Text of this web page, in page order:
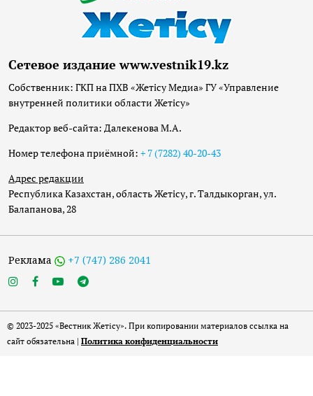
Сетевое издание www.vestnik19.kz
Собственник: ГКП на ПХВ «Жетісу Медиа» ГУ «Управление
внутренней политики области Жетісу»
Редактор веб-сайта: Далекенова М.А.
Номер телефона приёмной: + 7 (7282) 40-20-43
Адрес редакции
Республика Казахстан, область Жетісу, г. Талдыкорган, ул.
Балапанова, 28
Реклама +7 (747) 286 2041
© 2023-2025 «Вестник Жетісу». При копировании материалов ссылка на
сайт обязательна | Политика конфиденциальности